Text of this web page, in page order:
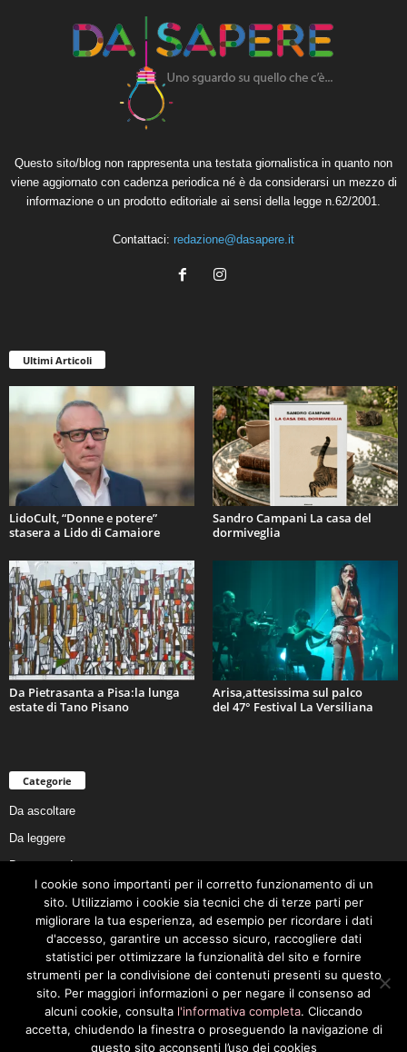
Questo sito/blog non rappresenta una testata giornalistica in quanto non
viene aggiornato con cadenza periodica né è da considerarsi un mezzo di
informazione o un prodotto editoriale ai sensi della legge n.62/2001.
Contattaci: redazione@dasapere.it
Ultimi Articoli
LidoCult, “Donne e potere”
stasera a Lido di Camaiore
Sandro Campani La casa del
dormiveglia
Da Pietrasanta a Pisa:la lunga
estate di Tano Pisano
Arisa,attesissima sul palco
del 47° Festival La Versiliana
Categorie
Da ascoltare
Da leggere
Da non perdere
Da conoscere
Da preservare
Da vivere
Cookie Policy
I cookie sono importanti per il corretto funzionamento di un
sito. Utilizziamo i cookie sia tecnici che di terze parti per
migliorare la tua esperienza, ad esempio per ricordare i dati
d'accesso, garantire un accesso sicuro, raccogliere dati
statistici per ottimizzare la funzionalità del sito e fornire
strumenti per la condivisione dei contenuti presenti su questo
sito. Per maggiori informazioni o per negare il consenso ad
alcuni cookie, consulta l'informativa completa. Cliccando
accetta, chiudendo la finestra o proseguendo la navigazione di
questo sito acconsenti l’uso dei cookies